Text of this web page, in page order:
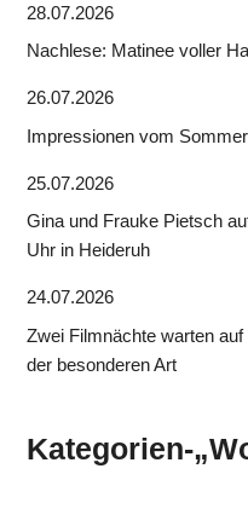
28.07.2026
Nachlese: Matinee voller
26.07.2026
Impressionen vom
25.07.2026
Gina und Frauke Pietsch
Uhr in Heideruh
24.07.2026
Zwei Filmnächte warten
der besonderen Art
Kategorien-